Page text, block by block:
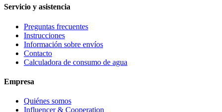
Servicio y asistencia
Preguntas frecuentes
Instrucciones
Información sobre envíos
Contacto
Calculadora de consumo de agua
Empresa
Quiénes somos
Influencer & Cooperation